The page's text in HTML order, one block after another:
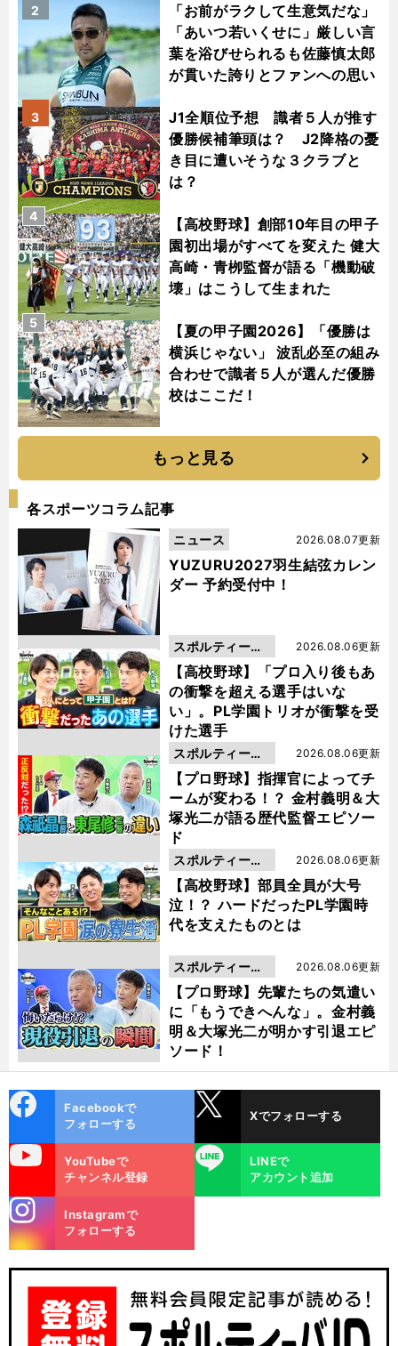
「お前がラクして生意気だな」
「あいつ若いくせに」厳しい言
葉を浴びせられるも佐藤慎太郎
が貫いた誇りとファンへの思い
2
J1全順位予想 識者５人が推す
優勝候補筆頭は？ J2降格の憂
き目に遭いそうな３クラブと
は？
3
【高校野球】創部10年目の甲子
園初出場がすべてを変えた 健大
高崎・青栁監督が語る「機動破
壊」はこうして生まれた
4
【夏の甲子園2026】「優勝は
横浜じゃない」 波乱必至の組み
合わせで識者５人が選んだ優勝
校はここだ！
5
もっと見る
各スポーツコラム記事
YUZURU2027羽生結弦カレン
ダー 予約受付中！
2026.08.07更新
ニュース
【高校野球】「プロ入り後もあ
の衝撃を超える選手はいな
い」。PL学園トリオが衝撃を受
けた選手
2026.08.06更新
スポルティーバ
動画
【プロ野球】指揮官によってチ
ームが変わる！？ 金村義明＆大
塚光二が語る歴代監督エピソー
ド
2026.08.06更新
スポルティーバ
動画
【高校野球】部員全員が大号
泣！？ ハードだったPL学園時
代を支えたものとは
2026.08.06更新
スポルティーバ
動画
【プロ野球】先輩たちの気遣い
に「もうできへんな」。金村義
明＆大塚光二が明かす引退エピ
ソード！
2026.08.06更新
スポルティーバ
動画
ok
Facebookで
フォローする
Xでフォローする
YouTubeで
チャンネル登録
LINE
LINEで
アカウント追加
m
Instagramで
フォローする